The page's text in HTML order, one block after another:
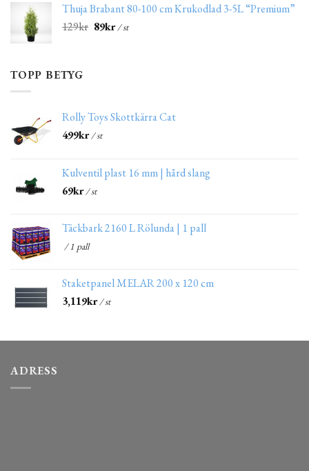
Thuja Brabant 80-100 cm Krukodlad 3-5L “Premium”
129kr 89kr/ st
TOPP BETYG
Rolly Toys Skottkärra Cat
499kr/ st
Kulventil plast 16 mm | hård slang
69kr/ st
Täckbark 2160 L Rölunda | 1 pall
/ 1 pall
Staketpanel MELAR 200 x 120 cm
3,119kr/ st
ADRESS